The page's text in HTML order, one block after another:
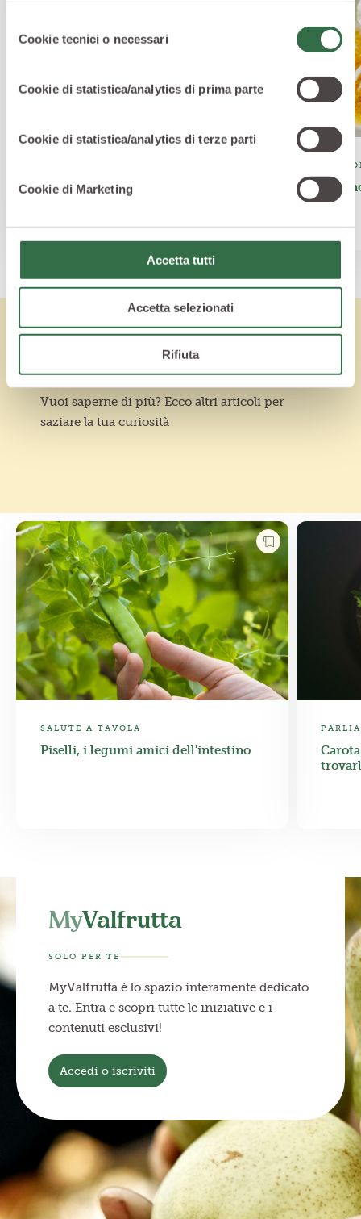
specifiche per i servizi forniti tramite il Sito Web.
delCookie tecnici o necessari
Cookie di statistica/analytics di prima parte
Cookie di statistica/analytics di terze parti
Cookie di Marketing
Accetta tutti
Accetta selezionati
Rifiuta
Tartare di baccalà su crema di piselli
Lo sapevi che
Vuoi saperne di più? Ecco altri articoli per
saziare la tua curiosità
SALUTE A TAVOLA
Piselli, i legumi amici dell'intestino
MyValfrutta
SOLO PER TE
MyValfrutta è lo spazio interamente dedicato
a te. Entra e scopri tutte le iniziative e i
contenuti esclusivi!
Accedi o iscriviti